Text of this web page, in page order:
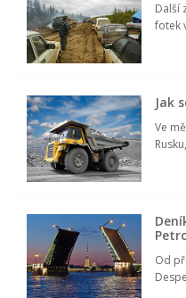
Další
fotek
Jak
Ve
Od